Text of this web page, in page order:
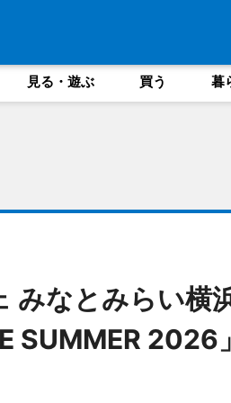
見る・遊ぶ 買う 暮
みなとみらい横
SUMMER 2026